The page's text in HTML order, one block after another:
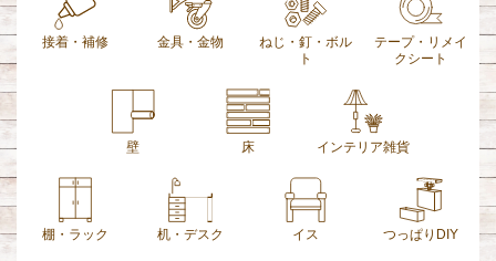
接着・補修 金具・金物
ねじ・釘・ボル
ト
テープ・リメイ
クシート
壁 床 インテリア雑貨
棚・ラック 机・デスク イス つっぱりDIY